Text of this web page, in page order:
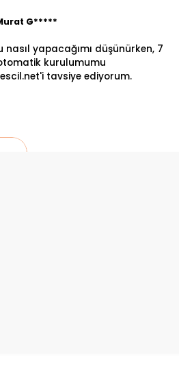
G*****
yapacağımı düşünürken, 7
kurulumumu
tavsiye ediyorum.